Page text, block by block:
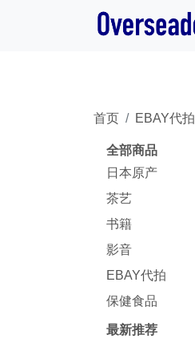
首页 EBAY代拍
全部商品
日本原产
茶艺
书籍
影音
EBAY代拍
保健食品
最新推荐